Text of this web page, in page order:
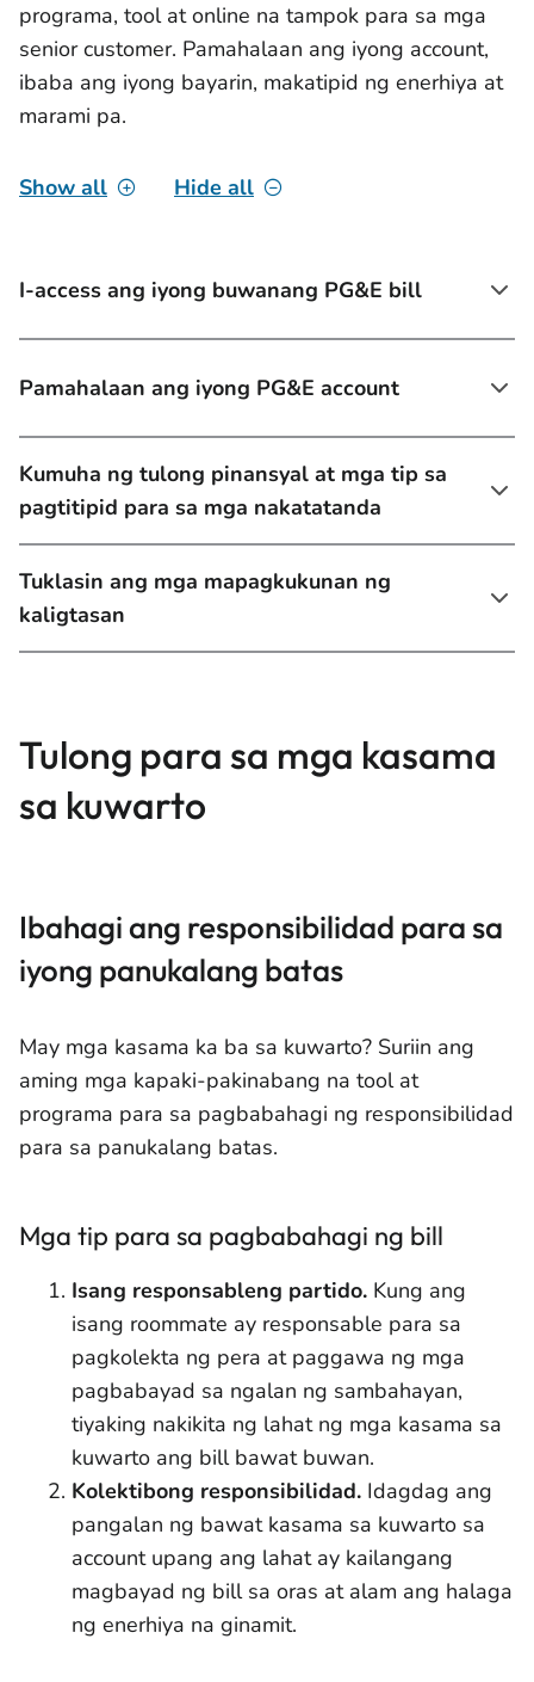
programa, tool at online na tampok para sa mga
senior customer. Pamahalaan ang iyong account,
ibaba ang iyong bayarin, makatipid ng enerhiya at
marami pa.
Show all Hide all
I-access ang iyong buwanang PG&E bill
Pamahalaan ang iyong PG&E account
Kumuha ng tulong pinansyal at mga tip sa
pagtitipid para sa mga nakatatanda
Tuklasin ang mga mapagkukunan ng
kaligtasan
Tulong para sa mga kasama
sa kuwarto
Ibahagi ang responsibilidad para sa
iyong panukalang batas
May mga kasama ka ba sa kuwarto? Suriin ang
aming mga kapaki-pakinabang na tool at
programa para sa pagbabahagi ng responsibilidad
para sa panukalang batas.
Mga tip para sa pagbabahagi ng bill
Isang responsableng partido. Kung ang
isang roommate ay responsable para sa
pagkolekta ng pera at paggawa ng mga
pagbabayad sa ngalan ng sambahayan,
tiyaking nakikita ng lahat ng mga kasama sa
kuwarto ang bill bawat buwan.
Kolektibong responsibilidad. Idagdag ang
pangalan ng bawat kasama sa kuwarto sa
account upang ang lahat ay kailangang
magbayad ng bill sa oras at alam ang halaga
ng enerhiya na ginamit.